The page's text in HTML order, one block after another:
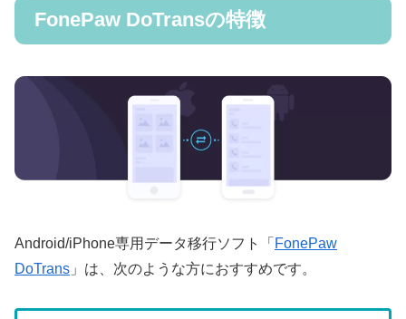
FonePaw DoTransの特徴
Android/iPhone専用データ移行ソフト「 FonePaw
DoTrans 」は、次のような方におすすめです。